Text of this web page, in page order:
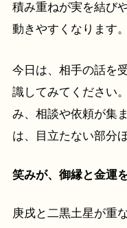
積み重ねが実を結び
動きやすくなります。
今日は、相手の話を
識してみてください
み、相談や依頼が集
は、目立たない部分
笑みが、御縁と金運
庚戌と二黒土星が重